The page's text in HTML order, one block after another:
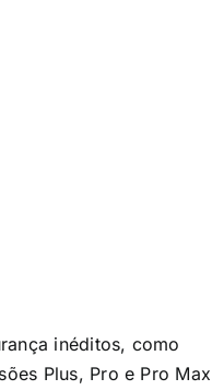
inéditos, como
Plus, Pro e Pro Max